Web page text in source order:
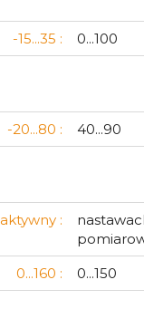
-15...35 : 0...100
-20...80 : 40...90
aktywny :
0...160 :
0...150